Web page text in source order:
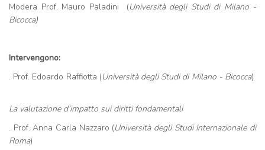
Modera Prof. Mauro Paladini (Università degli Studi di Milano -
Bicocca)
Intervengono:
. Prof. Edoardo Raffiotta (Università degli Studi di Milano - Bicocca)
La valutazione d’impatto sui diritti fondamentali
. Prof. Anna Carla Nazzaro (Università degli Studi Internazionale di
Roma)